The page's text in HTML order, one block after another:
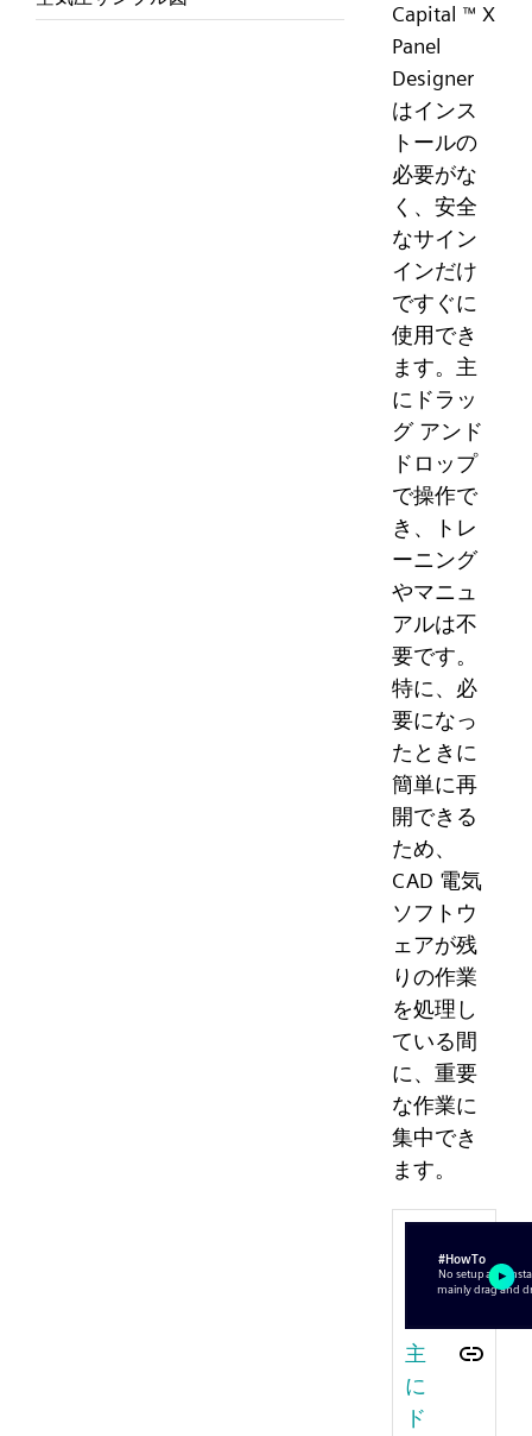
Capital ™ X
Panel
Designer
はインス
トールの
必要がな
く、安全
なサイン
インだけ
ですぐに
使用でき
ます。主
にドラッ
グ アンド
ドロップ
で操作で
き、トレ
ーニング
やマニュ
アルは不
要です。
特に、必
要になっ
たときに
簡単に再
開できる
ため、
CAD 電気
ソフトウ
ェアが残
りの作業
を処理し
ている間
に、重要
な作業に
集中でき
ます。
主
に
ド